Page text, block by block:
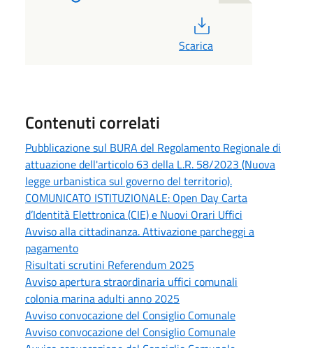
Scarica
Contenuti correlati
Pubblicazione sul BURA del Regolamento Regionale di
attuazione dell'articolo 63 della L.R. 58/2023 (Nuova
legge urbanistica sul governo del territorio).
COMUNICATO ISTITUZIONALE: Open Day Carta
d’Identità Elettronica (CIE) e Nuovi Orari Uffici
Avviso alla cittadinanza. Attivazione parcheggi a
pagamento
Risultati scrutini Referendum 2025
Avviso apertura straordinaria uffici comunali
colonia marina adulti anno 2025
Avviso convocazione del Consiglio Comunale
Avviso convocazione del Consiglio Comunale